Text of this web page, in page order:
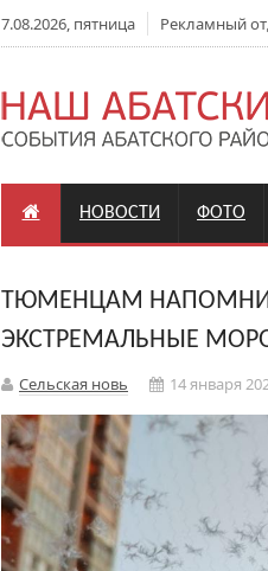
7.08.2026, пятница Рекламный
НОВОСТИ ФОТО
ТЮМЕНЦАМ
ЭКСТРЕМАЛЬНЫЕ
Сельская новь 14 января